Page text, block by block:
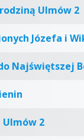
Ulmów 2
Józefa i
Najświętszej
Ulmów 2